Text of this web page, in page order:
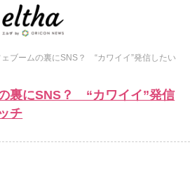
ェブームの裏にSNS？ “カワイイ”発信したい
裏にSNS？ “カワイイ”発信
チ